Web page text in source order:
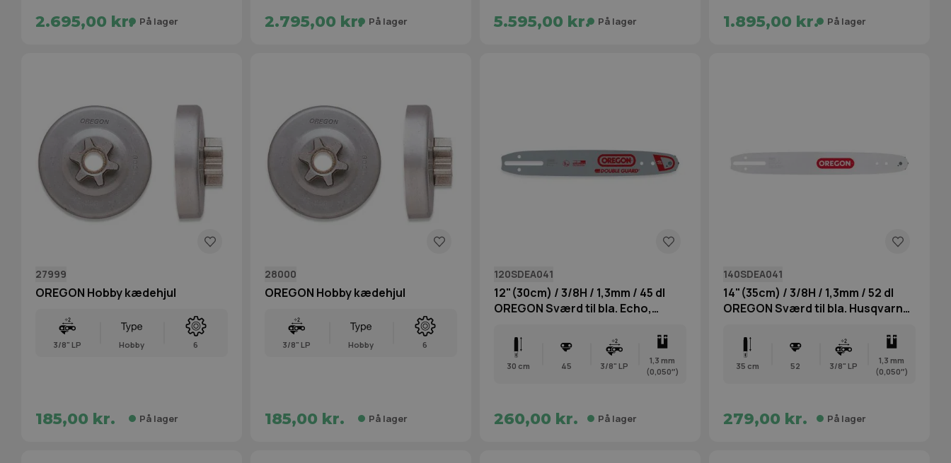
2.695,00 kr. På lager 2.795,00 kr. På lager 5.595,00 kr. På lager 1.895,00 kr. På lager
27999
OREGON Hobby kædehjul
3/8" LP Hobby 6
185,00 kr. På lager
28000
OREGON Hobby kædehjul
3/8" LP Hobby 6
185,00 kr. På lager
120SDEA041
12"(30cm) / 3/8H / 1,3mm / 45 dl
OREGON Sværd til bla. Echo,
30 cm 45 3/8" LP
1,3 mm
(0,050″)
260,00 kr. På lager
140SDEA041
14"(35cm) / 3/8H / 1,3mm / 52 dl
OREGON Sværd til bla. Husqvarna,
35 cm 52 3/8" LP
1,3 mm
(0,050″)
279,00 kr. På lager